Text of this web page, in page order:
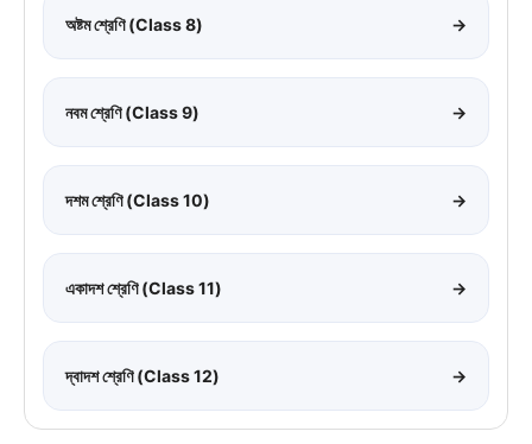
অষ্টম শ্রেণি (Class 8) →
নবম শ্রেণি (Class 9) →
দশম শ্রেণি (Class 10) →
একাদশ শ্রেণি (Class 11) →
দ্বাদশ শ্রেণি (Class 12) →